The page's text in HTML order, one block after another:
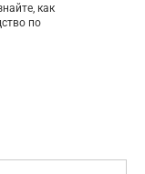
как
по